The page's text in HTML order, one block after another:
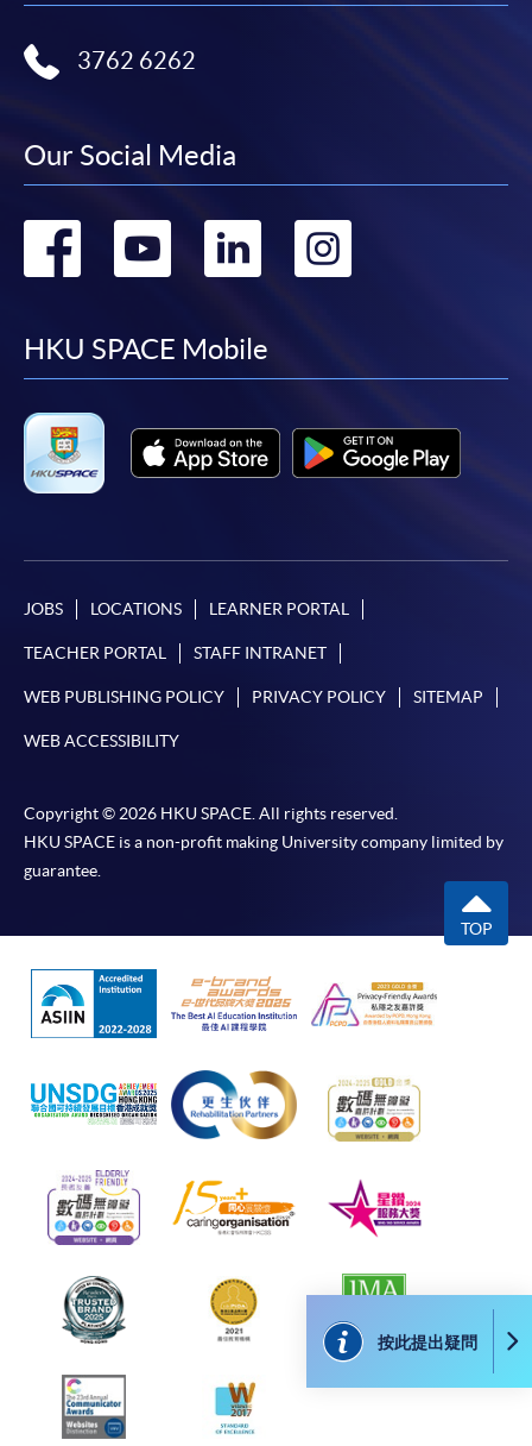
（Online Alipay）或轉數快（FPS）繳付學費，詳情請
參閱
注意事項:
如報讀課程將在五個工作天內開課，為免郵遞延誤報
名程序，建議申請人親身到學院報名中心報名，並避
除由學院裁定的特殊情況（例如課程因報名人數不足
而取消）之外，一切已繳費用概不退還。如獲學院批
准退還款項，以現金、易辦事、微信支付、支付寶、
支票或繳費靈（只限網上付款）方式繳交之款項，將
以支票退款；以信用卡繳交之款項，退款將直接退還
到支付款項時使用的信用卡戶口。
外收費，詳情請聯絡有關學科職員。
學費及學額不得轉讓他人。一經取錄，學員不得轉讀
請一經批准，學員須繳付港幣120元手續費。
學院對郵遞失誤而遺失的支票或本票、付款收據或個
人資料，概不負責。
每張收據申請費用為港幣30 元。支票抬頭註明「香
港大學專業進修學院」。
按此提出疑問
折
3762 6262
Our Social Media
Go
facebook
Go
youtube
Go
linkedin
Go
HKU SPACE Mobile
JOBS LOCATIONS LEARNER PORTAL
TEACHER PORTAL STAFF INTRANET
WEB PUBLISHING POLICY PRIVACY POLICY SITEMAP
WEB ACCESSIBILITY
Copyright © 2026 HKU SPACE. All rights reserved.
HKU SPACE is a non-profit making University company limited by
guarantee.
TOP